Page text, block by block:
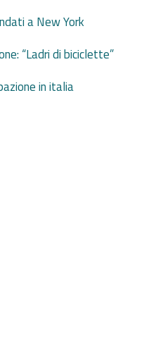
a New York
“Ladri di biciclette”
in italia